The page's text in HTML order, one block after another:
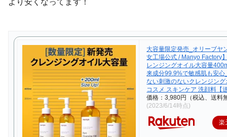
大容量限定発売_オリーブヤ
女工場公式 / Manyo Factory
レンジングオイル大容量
来成分99.9%で敏感肌も安心
ない刺激のないクレンジン
コスメ スキンケア 洗顔料【
価格：3,980円（税込、送料
(2023/6/14時点)
楽